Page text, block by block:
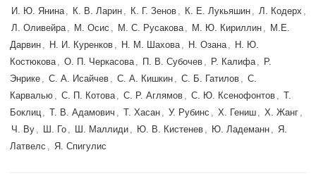
И. Ю. Янина , К. В. Ларин , К. Г. Зенов , К. Е. Лукьяшин , Л. Кодерх ,
Л. Оливейра , М. Осис , М. С. Русакова , М. Ю. Кириллин , М.Е.
Дарвин , Н. И. Куренков , Н. М. Шахова , Н. Озана , Н. Ю.
Костюкова , О. П. Черкасова , П. В. Субочев , Р. Калифа , Р.
Энрике , С. А. Исайчев , С. А. Кишкин , С. Б. Гатилов , С.
Карвалью , С. П. Котова , С. Р. Аглямов , С. Ю. Ксенофонтов , Т.
Боклиц , Т. В. Адамович , Т. Хасан , У. Рубинс , Х. Гениш , Х. Жанг ,
Ч. Ву , Ш. Го , Ш. Маллиди , Ю. В. Кистенев , Ю. Ладеманн , Я.
Латвелс , Я. Спигулис